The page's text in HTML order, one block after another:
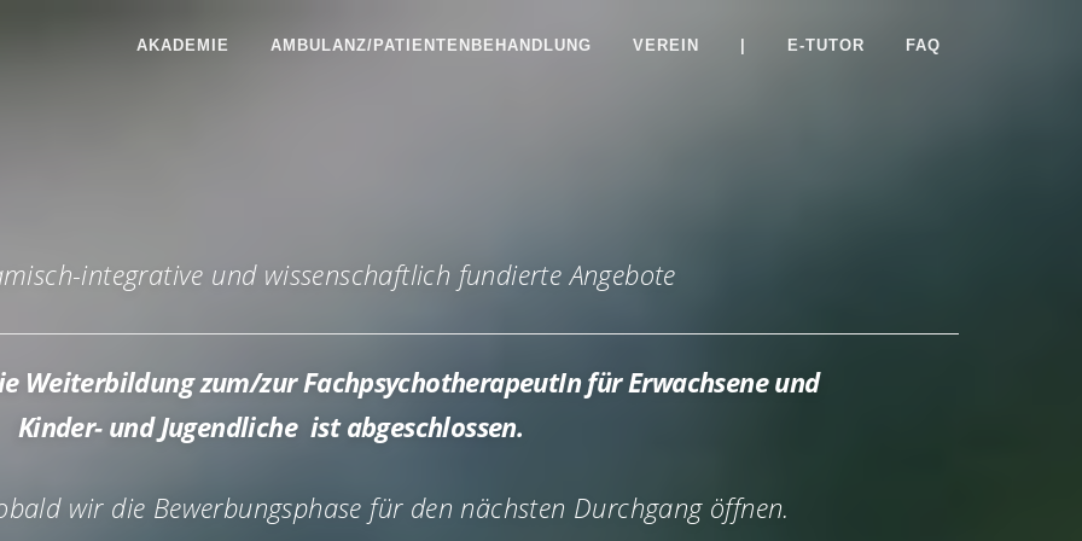
AKADEMIE AMBULANZ/PATIENTENBEHANDLUNG VEREIN E-TUTOR FAQ
integrative und wissenschaftlich fundierte Angebote
Weiterbildungzum/zur FachpsychotherapeutIn für Erwachsene und
Kinder- und Jugendliche ist abgeschlossen.
wir die Bewerbungsphase für den nächsten Durchgang öffnen.